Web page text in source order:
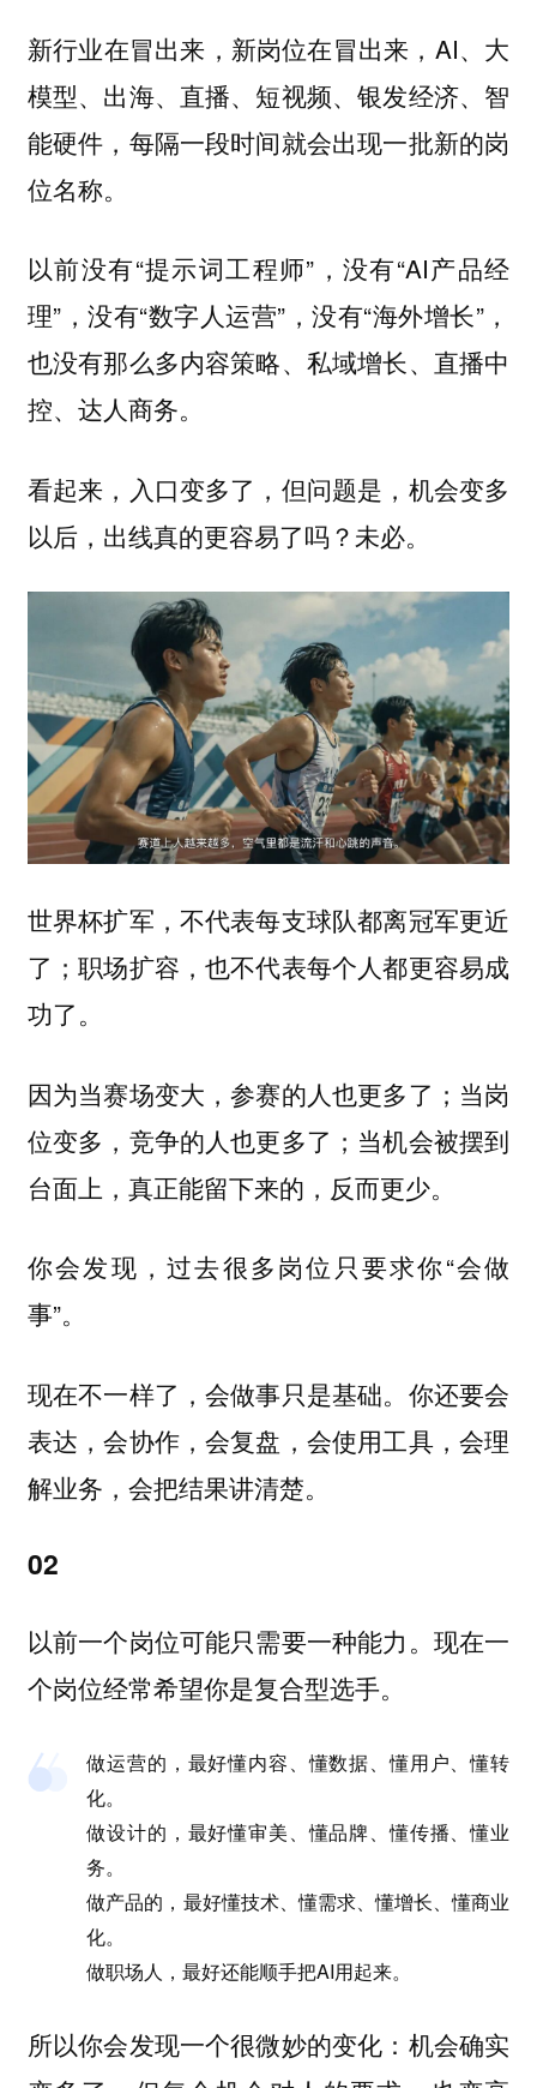
新行业在冒出来，新岗位在冒出来，AI、大
模型、出海、直播、短视频、银发经济、智
能硬件，每隔一段时间就会出现一批新的岗
位名称。
以前没有“提示词工程师”，没有“AI产品经
理”，没有“数字人运营”，没有“海外增长”，
也没有那么多内容策略、私域增长、直播中
控、达人商务。
看起来，入口变多了，但问题是，机会变多
以后，出线真的更容易了吗？未必。
世界杯扩军，不代表每支球队都离冠军更近
了；职场扩容，也不代表每个人都更容易成
功了。
因为当赛场变大，参赛的人也更多了；当岗
位变多，竞争的人也更多了；当机会被摆到
台面上，真正能留下来的，反而更少。
你会发现，过去很多岗位只要求你“会做
事”。
现在不一样了，会做事只是基础。你还要会
表达，会协作，会复盘，会使用工具，会理
解业务，会把结果讲清楚。
02
以前一个岗位可能只需要一种能力。现在一
个岗位经常希望你是复合型选手。
做运营的，最好懂内容、懂数据、懂用户、懂转
化。
做设计的，最好懂审美、懂品牌、懂传播、懂业
务。
做产品的，最好懂技术、懂需求、懂增长、懂商业
化。
做职场人，最好还能顺手把AI用起来。
所以你会发现一个很微妙的变化：机会确实